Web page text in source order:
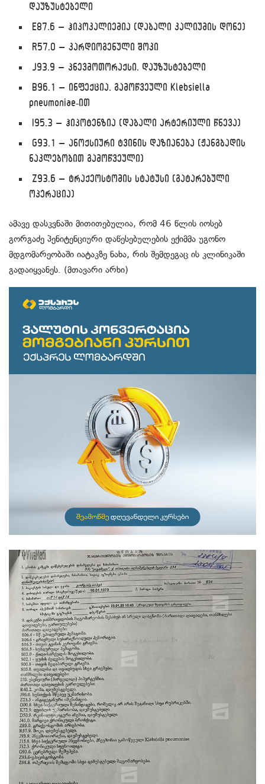
დაუზუსტებელი
E87.6 – ჰიპოკალიემია (დაბალი კალიუმის დონე)
R57.0 – კარდიოგენული შოკი
J93.9 – პნევმოთორაქსი, დაუზუსტებელი
B96.1 – ინფექცია, გამოწვეული Klebsiella
pneumoniae-ით
I95.3 – ჰიპოტენზია (დაბალი არტერიული წნევა)
G93.1 – ანოქსიური ტვინის დაზიანება (ჟანგბადის
ნაკლებობით გამოწვეული)
Z93.6 – ტრაქეოსტომის სტატუსი (გატარებული
ოპერაცია)
ამავე დასკვნაში მითითებულია, რომ 46 წლის იოსებ
გორგაძე პენიტენციური დაწესებულების ექიმმა უგონო
მდგომარეობაში იატაკზე ნახა, რის შემდეგაც ის კლინიკაში
გადაიყვანეს. (მთავარი არხი)